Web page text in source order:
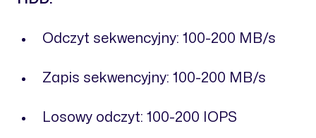
Odczyt sekwencyjny: 100-200 MB/s
Zapis sekwencyjny: 100-200 MB/s
Losowy odczyt: 100-200 IOPS